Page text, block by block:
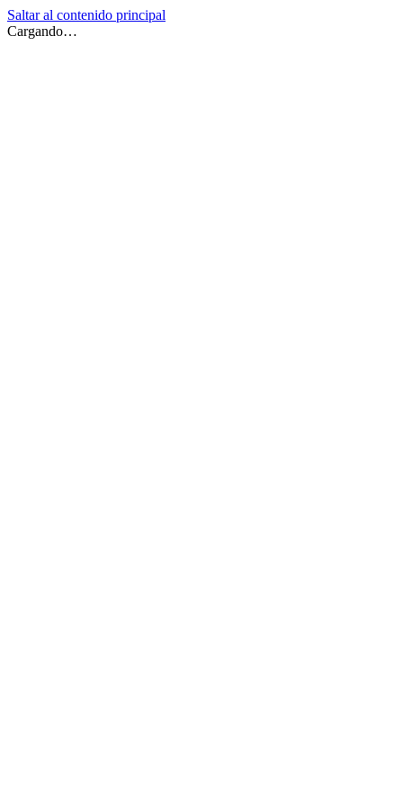
Saltar al contenido principal
Cargando…